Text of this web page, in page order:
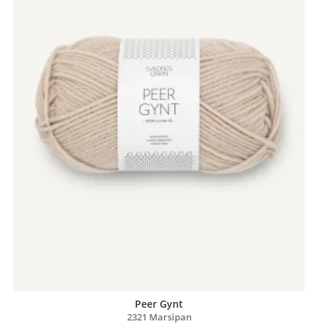
Peer Gynt
2321 Marsipan